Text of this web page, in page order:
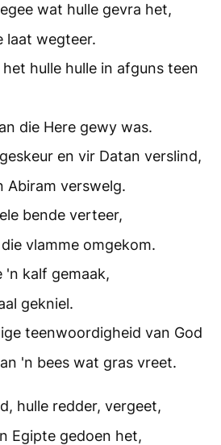
wat hulle gevra het,
laat wegteer.
hulle hulle in afguns teen
die Here gewy was.
en vir Datan verslind,
Abiram verswelg.
bende verteer,
vlamme omgekom.
'n kalf gemaak,
gekniel.
teenwoordigheid van God
'n bees wat gras vreet.
hulle redder, vergeet,
Egipte gedoen het,